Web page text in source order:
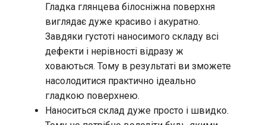
Гладка глянцева білосніжна поверхня
виглядає дуже красиво і акуратно.
Завдяки густоті наносимого складу всі
дефекти і нерівності відразу ж
ховаються. Тому в результаті ви зможете
насолодитися практично ідеально
гладкою поверхнею.
Наноситься склад дуже просто і швидко.